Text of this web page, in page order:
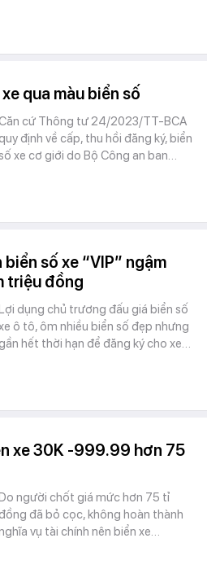
qua màu biển số
cứ Thông tư 24/2023/TT-BCA
quy định về cấp, thu hồi đăng ký, biển
số xe cơ giới do Bộ Công an ban…
số xe “VIP” ngậm
triệu đồng
dụng chủ trương đấu giá biển số
ô tô, ôm nhiều biển số đẹp nhưng
gần hết thời hạn để đăng ký cho xe…
xe 30K -999.99 hơn 75
người chốt giá mức hơn 75 tỉ
đồng đã bỏ cọc, không hoàn thành
vụ tài chính nên biển xe…